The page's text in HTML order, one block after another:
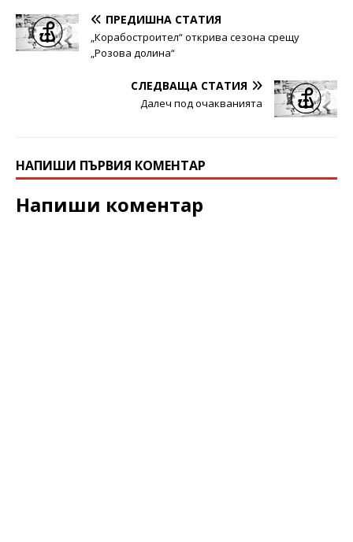
ПРЕДИШНА СТАТИЯ
„Корабостроител“ открива сезона срещу
„Розова долина“
СЛЕДВАЩА СТАТИЯ
Далеч под очакванията
НАПИШИ ПЪРВИЯ КОМЕНТАР
Напиши коментар